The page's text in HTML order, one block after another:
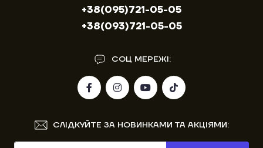
+38(095)721-05-05
+38(093)721-05-05
СОЦ МЕРЕЖІ:
СЛІДКУЙТЕ ЗА НОВИНКАМИ ТА АКЦІЯМИ: